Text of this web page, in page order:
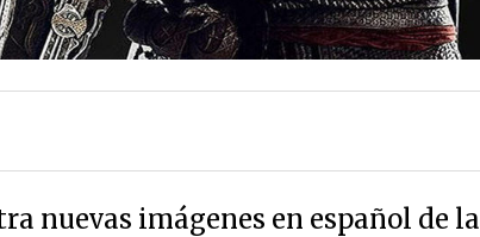
nuevas imágenes en español de la